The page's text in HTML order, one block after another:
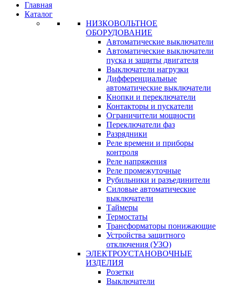
Главная
Каталог
НИЗКОВОЛЬТНОЕ
ОБОРУДОВАНИЕ
Автоматические выключатели
Автоматические выключатели
пуска и защиты двигателя
Выключатели нагрузки
Дифференциальные
автоматические выключатели
Кнопки и переключатели
Контакторы и пускатели
Ограничители мощности
Переключатели фаз
Разрядники
Реле времени и приборы
контроля
Реле напряжения
Реле промежуточные
Рубильники и разъединители
Силовые автоматические
выключатели
Таймеры
Термостаты
Трансформаторы понижающие
Устройства защитного
отключения (УЗО)
ЭЛЕКТРОУСТАНОВОЧНЫЕ
ИЗДЕЛИЯ
Розетки
Выключатели